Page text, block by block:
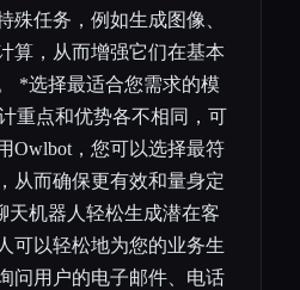
殊任务，例如生成图像、
算，从而增强它们在基本
*选择最适合您需求的模
重点和优势各不相同，可
Owlbot，您可以选择最符
从而确保更有效和量身定
天机器人轻松生成潜在客
可以轻松地为您的业务生
问用户的电子邮件、电话